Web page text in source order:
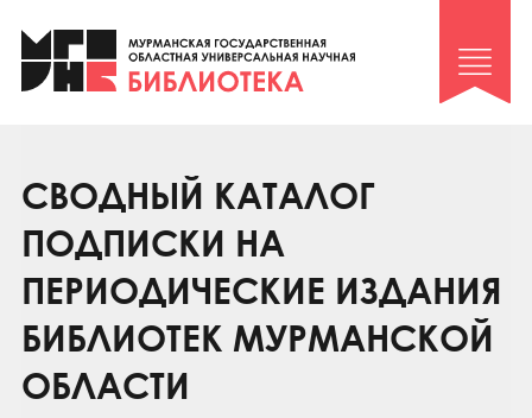
Клуб «Гиря и сельдерей»
Клуб «Семейный архив»
Коллегам
Контакты
СВОДНЫЙ КАТАЛОГ
ПОДПИСКИ НА
ПЕРИОДИЧЕСКИЕ ИЗДАНИЯ
БИБЛИОТЕК МУРМАНСКОЙ
ОБЛАСТИ